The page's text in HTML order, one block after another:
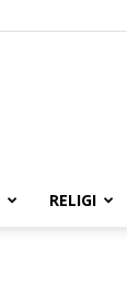
RELIGI